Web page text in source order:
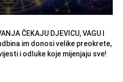
ČEKAJU DJEVICU, VAGU I
im donosi velike preokrete,
i odluke koje mijenjaju sve!